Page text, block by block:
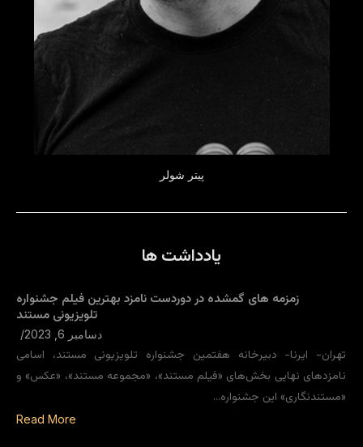
پیتر شولر
یادداشت ها
زمزمه های گمشده در دوردست نامزد بهترین فیلم جشنواره
تلویزیونی مستند
دسامبر 6, 2023 /
تهران- ایرنا- دبیرخانه هفتمین جشنواره تلویزیونی مستند، اسامی
نامزدهای نهایی بخش‌های «فیلم مستند»، «مجموعه مستند»، «عکس» و
«مستندنگاری» این جشنواره…
Read More